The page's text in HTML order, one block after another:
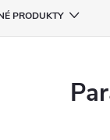
PRODUKTY